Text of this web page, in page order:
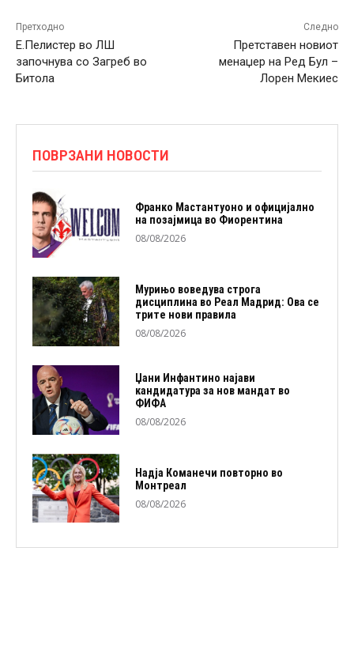
Претходно
Е.Пелистер во ЛШ
започнува со Загреб во
Битола
Следно
Претставен новиот
менаџер на Ред Бул –
Лорен Мекиес
ПОВРЗАНИ НОВОСТИ
Франко Мастантуоно и официјално
на позајмица во Фиорентина
08/08/2026
Мурињо воведува строга
дисциплина во Реал Мадрид: Ова се
трите нови правила
08/08/2026
Џани Инфантино најави
кандидатура за нов мандат во
ФИФА
08/08/2026
Надја Команечи повторно во
Монтреал
08/08/2026